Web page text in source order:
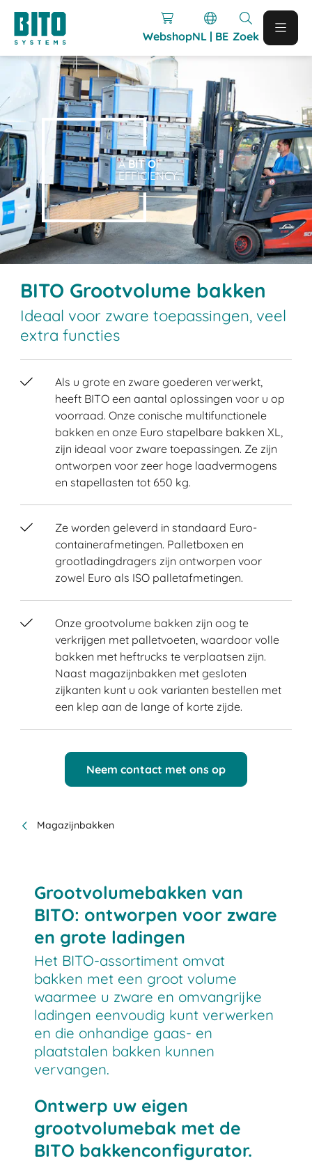
WebshopNL | BE Zoek
ABIT OF
EFFICIENCY.
BITO Grootvolume bakken
Ideaal voor zware toepassingen, veel
extra functies
Als u grote en zware goederen verwerkt,
heeft BITO een aantal oplossingen voor u op
voorraad. Onze conische multifunctionele
bakken en onze Euro stapelbare bakken XL,
zijn ideaal voor zware toepassingen. Ze zijn
ontworpen voor zeer hoge laadvermogens
en stapellasten tot 650 kg.
Ze worden geleverd in standaard Euro-
containerafmetingen. Palletboxen en
grootladingdragers zijn ontworpen voor
zowel Euro als ISO palletafmetingen.
Onze grootvolume bakken zijn oog te
verkrijgen met palletvoeten, waardoor volle
bakken met heftrucks te verplaatsen zijn.
Naast magazijnbakken met gesloten
zijkanten kunt u ook varianten bestellen met
een klep aan de lange of korte zijde.
Neem contact met ons op
Magazijnbakken
Grootvolumebakken van
BITO: ontworpen voor zware
en grote ladingen
Het BITO-assortiment omvat
bakken met een groot volume
waarmee u zware en omvangrijke
ladingen eenvoudig kunt verwerken
en die onhandige gaas- en
plaatstalen bakken kunnen
vervangen.
Ontwerp uw eigen
grootvolumebak met de
BITO bakkenconfigurator.